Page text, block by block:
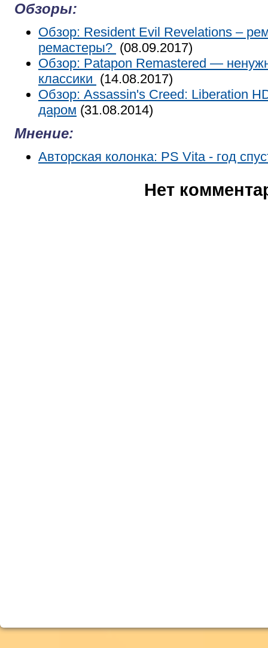
Обзоры:
Обзор: Resident Evil Revelations –
ремастеры? (08.09.2017)
Обзор: Patapon Remastered —
классики (14.08.2017)
Обзор: Assassin's Creed: Liberation
даром (31.08.2014)
Мнение:
Авторская колонка: PS Vita - год
Нет